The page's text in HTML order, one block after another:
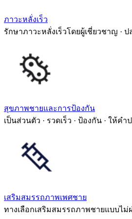
ภาวะหลั่งเร็ว
รักษาภาวะหลั่งเร็วโดยผู้เชี่ยวชาญ ·
สุขภาพชายและการป้องกัน
เป็นส่วนตัว · รวดเร็ว · ป้องกัน · ให้คำ
เสริมสมรรถภาพเพศชาย
ทางเลือกเสริมสมรรถภาพชายแบบไม่